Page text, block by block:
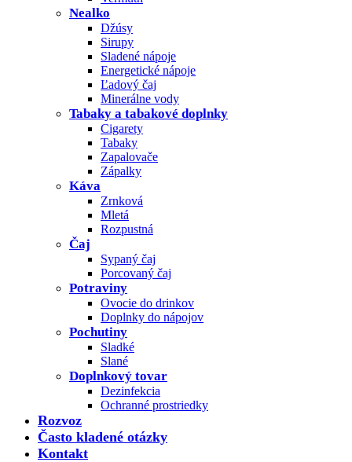
Nealko
Džúsy
Sirupy
Sladené nápoje
Energetické nápoje
Ľadový čaj
Minerálne vody
Tabaky a tabakové doplnky
Cigarety
Tabaky
Zapalovače
Zápalky
Káva
Zrnková
Mletá
Rozpustná
Čaj
Sypaný čaj
Porcovaný čaj
Potraviny
Ovocie do drinkov
Doplnky do nápojov
Pochutiny
Sladké
Slané
Doplnkový tovar
Dezinfekcia
Ochranné prostriedky
Rozvoz
Často kladené otázky
Kontakt